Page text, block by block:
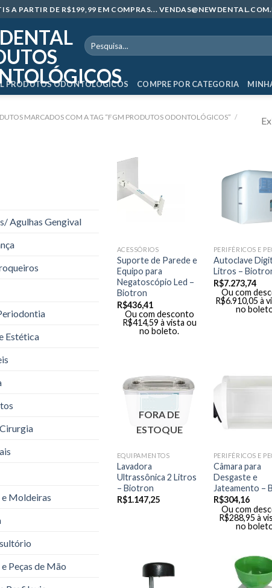
A PARTIR DE R$199,99 EM COMPRAS...
Pesquisar
por:
PRODUTOS ODONTOLÓGICOS COMPRE POR CATEGORIA
MARCADOS COM A TAG “FGM PRODUTOS ODONTOLÓGICOS” /
Agulhas Gengival
Estética
Moldeiras
Peças de Mão
ACESSÓRIOS
Suporte de Parede e
Equipo para
Negatoscópio Led –
Biotron
R$436,41
Ou com desconto
R$414,59 à vista ou
no boleto.
Autoclave
Litros –
R$7.273,74
Ou com
R$6.910,05 à
no
FORA DE
ESTOQUE
EQUIPAMENTOS
Lavadora
Ultrassônica 2 Litros
– Biotron
R$1.147,25
Câmara para
Desgaste e
Jateamento –
R$304,16
Ou com
R$288,95 à
no